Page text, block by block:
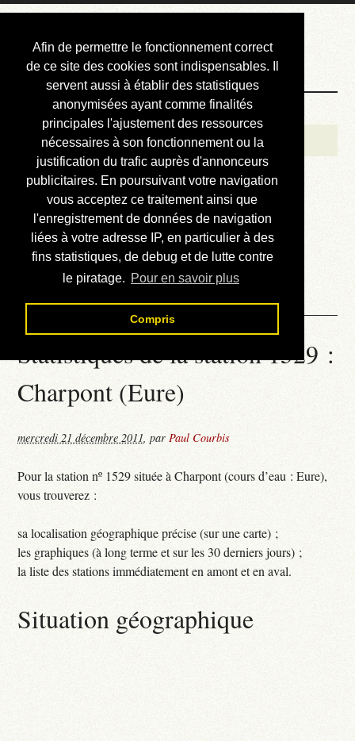
Afin de permettre le fonctionnement correct
de ce site des cookies sont indispensables. Il
servent aussi à établir des statistiques
anonymisées ayant comme finalités
principales l'ajustement des ressources
nécessaires à son fonctionnement ou la
justification du trafic auprès d'annonceurs
publicitaires. En poursuivant votre navigation
vous acceptez ce traitement ainsi que
l'enregistrement de données de navigation
liées à votre adresse IP, en particulier à des
fins statistiques, de debug et de lutte contre
le piratage. Pour en savoir plus
Compris
Courbis, « LE »
Blog Officiel
Bienvenue
Réalisations
Divers (et d’été)
Annonces
Liens externes
Téléchargement
Contact
Statistiques de la station 1529 :
Charpont (Eure)
mercredi 21 décembre 2011,parPaul Courbis
Pour la station nº 1529 située à Charpont (cours d’eau : Eure),
vous trouverez :
sa localisation géographique précise (sur une carte) ;
les graphiques (à long terme et sur les 30 derniers jours) ;
la liste des stations immédiatement en amont et en aval.
Situation géographique